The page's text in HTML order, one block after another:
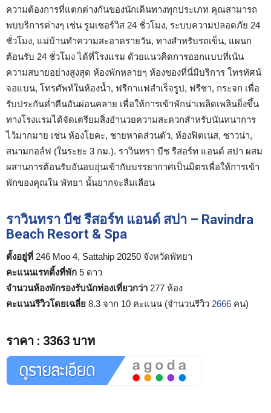
ความต้องการที่แตกต่างกันของนักเดินทางทุกประเภท คุณสามารถ
พบบริการต่างๆ เช่น รูมเซอร์วิส 24 ชั่วโมง, ระบบความปลอดภัย 24
ชั่วโมง, แม่บ้านทำความสะอาดรายวัน, ทางสำหรับรถเข็น, แผนก
ต้อนรับ 24 ชั่วโมง ได้ที่โรงแรม ด้วยแนวคิดการออกแบบที่เน้น
ความสบายอย่างสูงสุด ห้องพักหลายๆ ห้องของที่นี่มีบริการ โทรทัศน์
จอแบน, โทรศัพท์ในห้องน้ำ, ฟรีกาแฟสำเร็จรูป, ฟรีชา, กระจก เพื่อ
รับประกันค่ำคืนอันผ่อนคลาย เพื่อให้การเข้าพักน่าเพลิดเพลินยิ่งขึ้น
ทางโรงแรมได้จัดเตรียมสิ่งอำนวยความสะดวกสำหรับนันทนาการ
ไว้มากมาย เช่น ห้องโยคะ, ชายหาดส่วนตัว, ห้องฟิตเนส, ซาวน่า,
สนามกอล์ฟ (ในระยะ 3 กม.). ราวินทรา บีช รีสอร์ท แอนด์ สปา ผสม
ผสานการต้อนรับอันอบอุ่นเข้ากับบรรยากาศเป็นมิตรเพื่อให้การเข้า
พักของคุณใน พัทยา นั้นยากจะลืมเลือน
ราวินทรา บีช รีสอร์ท แอนด์ สปา – Ravindra
Beach Resort & Spa
ตั้งอยู่ที่ 246 Moo 4, Sattahip 20250 จังหวัดพัทยา
คะแนนเรทติ้งที่พัก 5 ดาว
จำนวนห้องพักรองรับนักท่องเที่ยวกว่า 277 ห้อง
คะแนนรีวิวโดยเฉลี่ย 8.3 จาก 10 คะแนน (จำนวนรีวิว 2666 คน)
ราคา : 3363 บาท